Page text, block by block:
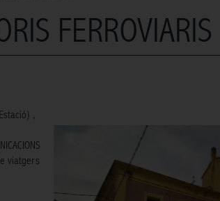
FERROVIARIS
,
viatgers